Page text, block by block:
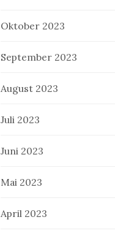
Oktober 2023
September 2023
August 2023
Juli 2023
Juni 2023
Mai 2023
April 2023